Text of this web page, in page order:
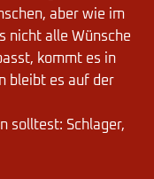
aber wie im
nicht alle Wünsche
kommt es in
bleibt es auf der
solltest: Schlager,